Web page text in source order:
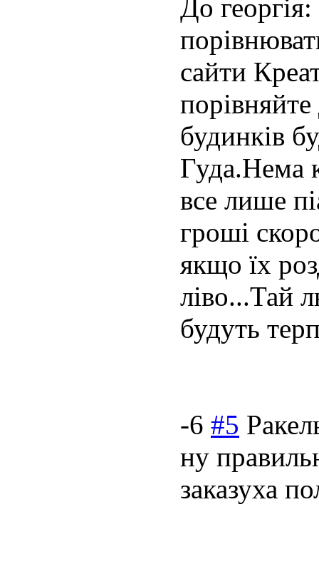
До
сайти
порівняйте
будинків
Гуда.Нема
все лише
гроші
якщо їх
ліво...Тай
будуть
-6 #5
ну
заказуха